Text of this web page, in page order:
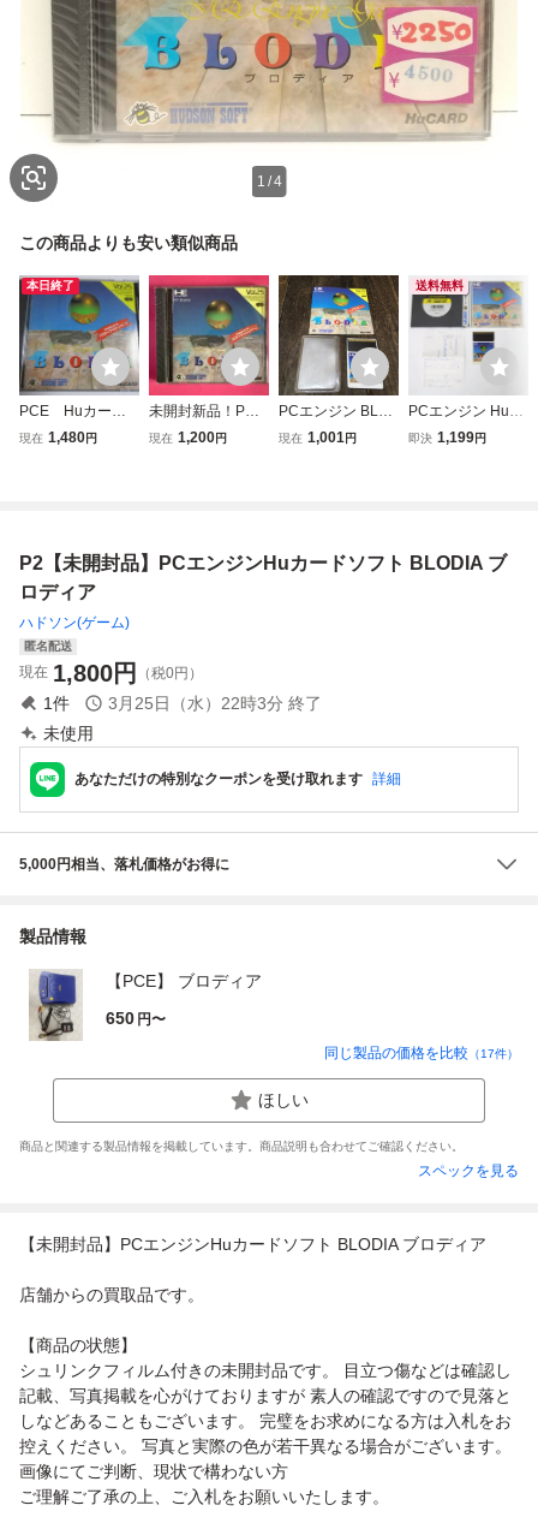
1 /4
この商品よりも安い類似商品
本日終了
PCE Huカー
ド ブロディア
現在 1,480円
未開封新品！PC
ブロディア
現在 1,200円
PCエンジン BLO
DIA ブロディア H
現在 1,001円
送料無料
PCエンジン Huカ
ード ブロディア
即決 1,199円
P2【未開封品】PCエンジンHuカードソフト BLODIA ブ
ロディア
ハドソン(ゲーム)
匿名配送
現在 1,800円 （税0円）
1件 3月25日（水）22時3分 終了
未使用
あなただけの特別なクーポンを受け取れます 詳細
5,000円相当、落札価格がお得に
製品情報
【PCE】 ブロディア
650 円〜
同じ製品の価格を比較 （17件）
ほしい
商品と関連する製品情報を掲載しています。商品説明も合わせてご確認ください。
スペックを見る
【未開封品】PCエンジンHuカードソフト BLODIA ブロディア
店舗からの買取品です。
【商品の状態】
シュリンクフィルム付きの未開封品です。 目立つ傷などは確認し
記載、写真掲載を心がけておりますが 素人の確認ですので見落と
しなどあることもございます。 完璧をお求めになる方は入札をお
控えください。 写真と実際の色が若干異なる場合がございます。
画像にてご判断、現状で構わない方
ご理解ご了承の上、ご入札をお願いいたします。